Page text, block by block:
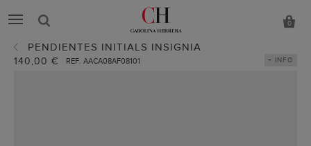
0
PENDIENTES INITIALS INSIGNIA
140,00 € REF. AACA08AF08101 + INFO